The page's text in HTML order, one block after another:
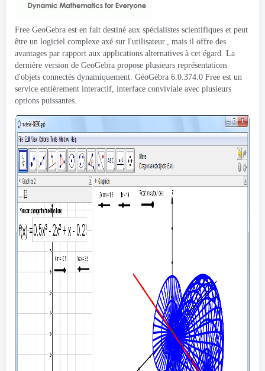
Free GeoGebra est en fait destiné aux spécialistes scientifiques et peut
être un logiciel complexe axé sur l'utilisateur., mais il offre des
avantages par rapport aux applications alternatives à cet égard. La
dernière version de GeoGebra propose plusieurs représentations
d'objets connectés dynamiquement. GéoGébra 6.0.374.0 Free est un
service entièrement interactif, interface conviviale avec plusieurs
options puissantes.